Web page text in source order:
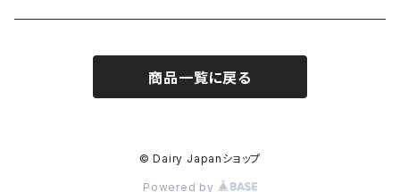
Dairy PROFESSIONAL
商品一覧に戻る
© Dairy Japanショップ
Powered by